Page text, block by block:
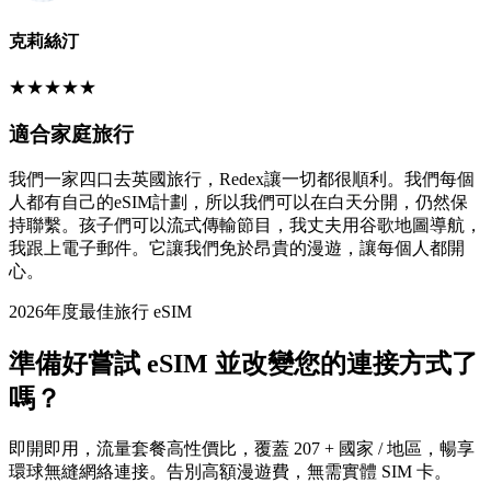
克莉絲汀
★★★★★
適合家庭旅行
我們一家四口去英國旅行，Redex讓一切都很順利。我們每個
人都有自己的eSIM計劃，所以我們可以在白天分開，仍然保
持聯繫。孩子們可以流式傳輸節目，我丈夫用谷歌地圖導航，
我跟上電子郵件。它讓我們免於昂貴的漫遊，讓每個人都開
心。
2026年度最佳旅行 eSIM
準備好嘗試 eSIM 並改變您的連接方式了
嗎？
即開即用，流量套餐高性價比，覆蓋 207 + 國家 / 地區，暢享
環球無縫網絡連接。告別高額漫遊費，無需實體 SIM 卡。